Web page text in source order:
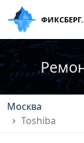
ФИКСБЕРГ.
Москва
Toshiba